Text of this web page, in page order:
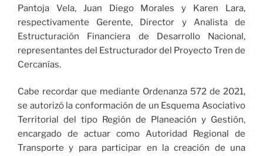
Pantoja Vela, Juan Diego Morales y Karen Lara,
respectivamente Gerente, Director y Analista de
Estructuración Financiera de Desarrollo Nacional,
representantes del Estructurador del Proyecto Tren de
Cercanías.
Cabe recordar que mediante Ordenanza 572 de 2021,
se autorizó la conformación de un Esquema Asociativo
Territorial del tipo Región de Planeación y Gestión,
encargado de actuar como Autoridad Regional de
Transporte y para participar en la creación de una